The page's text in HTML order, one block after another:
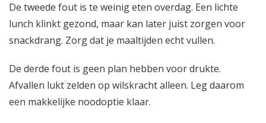
De tweede fout is te weinig eten overdag. Een lichte
lunch klinkt gezond, maar kan later juist zorgen voor
snackdrang. Zorg dat je maaltijden echt vullen.
De derde fout is geen plan hebben voor drukte.
Afvallen lukt zelden op wilskracht alleen. Leg daarom
een makkelijke noodoptie klaar.